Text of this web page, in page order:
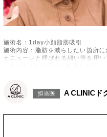
施術名：1day小顔脂肪吸引
施術内容：脂肪を減らしたい箇所
カニューレと呼ばれる細い管を用
ド®と呼ばれる溶ける繊維をお顔
リスク、副作用：赤み、熱感、痛
に生じることがございます。また
顔の脂肪吸引箇所の追加 1ヶ所ご
担当医 A CLINICド